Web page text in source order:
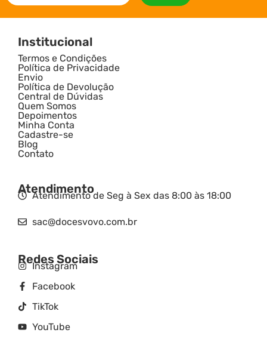
Institucional
Termos e Condições
Política de Privacidade
Envio
Política de Devolução
Central de Dúvidas
Quem Somos
Depoimentos
Minha Conta
Cadastre-se
Blog
Contato
Atendimento
Atendimento de Seg à Sex das 8:00 às 18:00
sac@docesvovo.com.br
Redes Sociais
Instagram
Facebook
TikTok
YouTube